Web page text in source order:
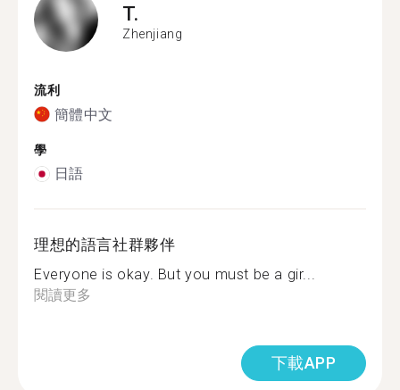
T.
Zhenjiang
流利
簡體中文
學
日語
理想的語言社群夥伴
Everyone is okay. But you must be a gir...
閱讀更多
下載APP